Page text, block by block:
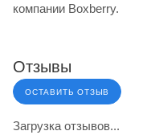
компании Boxberry.
Отзывы
ОСТАВИТЬ ОТЗЫВ
Загрузка отзывов...